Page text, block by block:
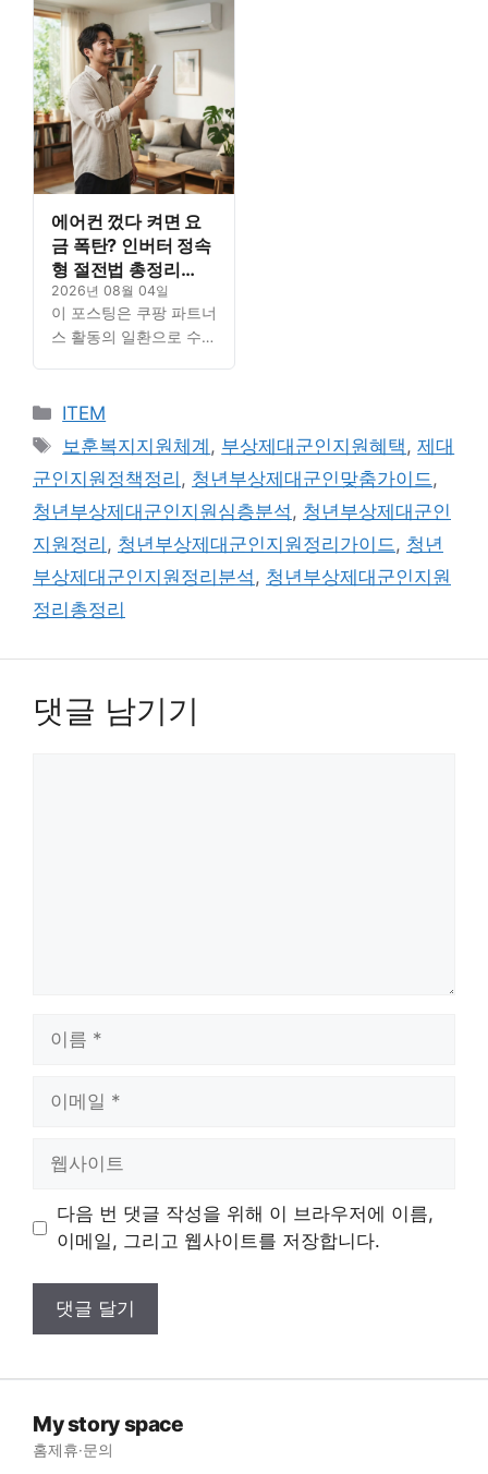
상제대군인 지원 정리:
개념과 사회적 배경 분석
국가를 위한 ... Read…
에어컨 껐다 켜면 요
금 폭탄? 인버터 정속
형 절전법 총정리
(2026년 기준)
2026년 08월 04일
이 포스팅은 쿠팡 파트너
스 활동의 일환으로 수수
상제대군인 지원 정리:
국가를 위한 ... Read…
카
테
리
ITEM
태
그
보훈복지지원체계 , 부상제대군인지원혜택,제대
군인지원정책정리 , 청년부상제대군인맞춤가이드,
청년부상제대군인지원심층분석, 청년부상제대군인
지원정리 , 청년부상제대군인지원정리가이드, 청년
부상제대군인지원정리분석, 청년부상제대군인지원
정리총정리
댓글 남기기
트
다음 번 댓글 작성을 위해 이 브라우저에 이름,
이메일, 그리고 웹사이트를 저장합니다.
My story space
홈제휴·문의